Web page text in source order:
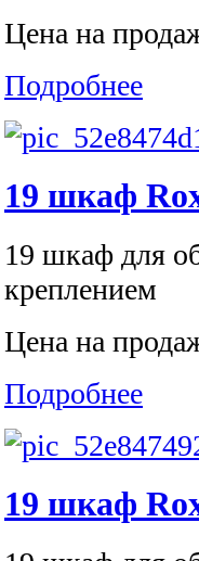
Цена на
Подробнее
19 шкаф
19 шкаф для
креплением
Цена на
Подробнее
19 шкаф